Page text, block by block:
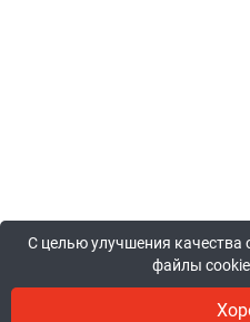
С целью улучшения
файлы